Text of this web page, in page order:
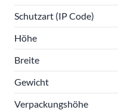
Schutzart (IP Code)
Höhe
Breite
Gewicht
Verpackungshöhe